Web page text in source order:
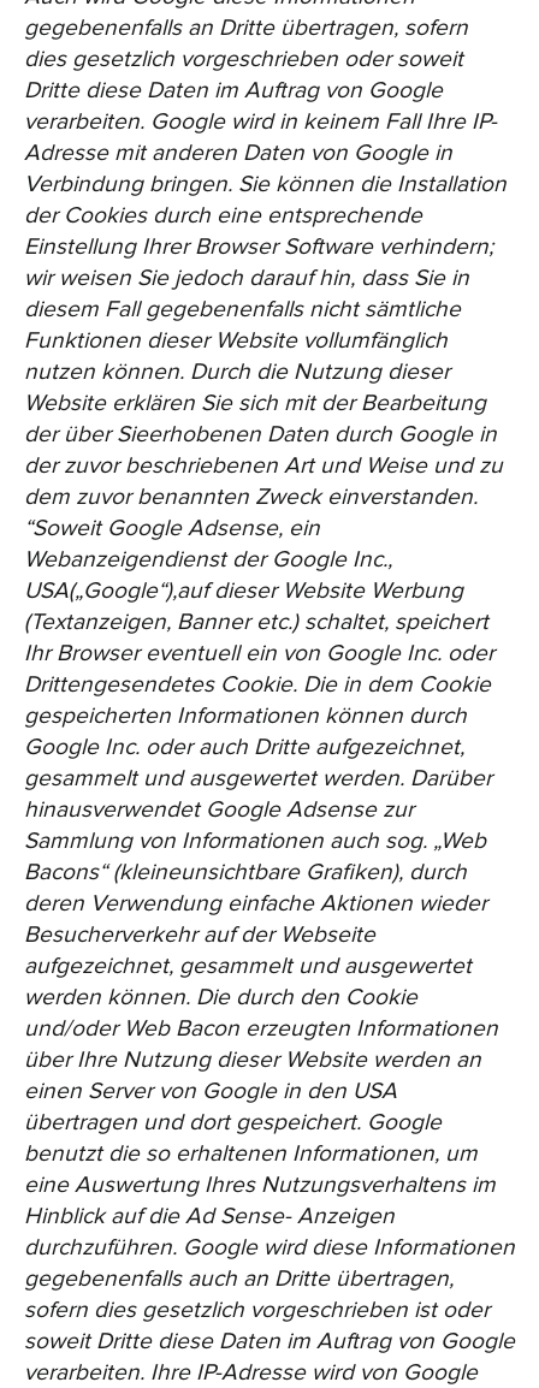
gegebenenfalls an Dritte übertragen, sofern
dies gesetzlich vorgeschrieben oder soweit
Dritte diese Daten im Auftrag von Google
verarbeiten. Google wird in keinem Fall Ihre IP-
Adresse mit anderen Daten von Google in
Verbindung bringen. Sie können die Installation
der Cookies durch eine entsprechende
Einstellung Ihrer Browser Software verhindern;
wir weisen Sie jedoch darauf hin, dass Sie in
diesem Fall gegebenenfalls nicht sämtliche
Funktionen dieser Website vollumfänglich
nutzen können. Durch die Nutzung dieser
Website erklären Sie sich mit der Bearbeitung
der über Sieerhobenen Daten durch Google in
der zuvor beschriebenen Art und Weise und zu
dem zuvor benannten Zweck einverstanden.
“Soweit Google Adsense, ein
Webanzeigendienst der Google Inc.,
USA(„Google“),auf dieser Website Werbung
(Textanzeigen, Banner etc.) schaltet, speichert
Ihr Browser eventuell ein von Google Inc. oder
Drittengesendetes Cookie. Die in dem Cookie
gespeicherten Informationen können durch
Google Inc. oder auch Dritte aufgezeichnet,
gesammelt und ausgewertet werden. Darüber
hinausverwendet Google Adsense zur
Sammlung von Informationen auch sog. „Web
Bacons“ (kleineunsichtbare Grafiken), durch
deren Verwendung einfache Aktionen wieder
Besucherverkehr auf der Webseite
aufgezeichnet, gesammelt und ausgewertet
werden können. Die durch den Cookie
und/oder Web Bacon erzeugten Informationen
über Ihre Nutzung dieser Website werden an
einen Server von Google in den USA
übertragen und dort gespeichert. Google
benutzt die so erhaltenen Informationen, um
eine Auswertung Ihres Nutzungsverhaltens im
Hinblick auf die Ad Sense- Anzeigen
durchzuführen. Google wird diese Informationen
gegebenenfalls auch an Dritte übertragen,
sofern dies gesetzlich vorgeschrieben ist oder
soweit Dritte diese Daten im Auftrag von Google
verarbeiten. Ihre IP-Adresse wird von Google